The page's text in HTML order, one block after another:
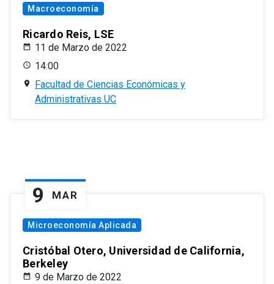
Macroeconomía
Ricardo Reis, LSE
11 de Marzo de 2022
14:00
Facultad de Ciencias Económicas y
Administrativas UC
9 MAR
Microeconomía Aplicada
Cristóbal Otero, Universidad de California,
Berkeley
9 de Marzo de 2022